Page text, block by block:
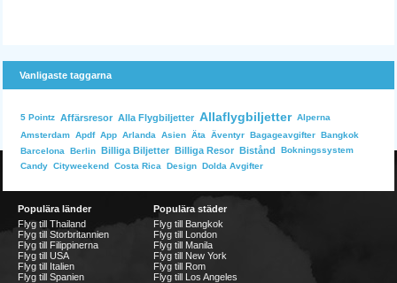
Vanligaste taggarna
5 Pointz Affärsresor Alla Flygbiljetter Allaflygbiljetter Alperna
Amsterdam Apdf App Arlanda Asien Äta Äventyr Bagageavgifter Bangkok
Barcelona
Berlin Billiga Biljetter Billiga Resor Bistånd
Bokningssystem
Candy Cityweekend Costa Rica Design Dolda Avgifter
Populära länder
Flyg till Thailand
Flyg till Storbritannien
Flyg till Filippinerna
Flyg till USA
Flyg till Italien
Flyg till Spanien
Populära städer
Flyg till Bangkok
Flyg till London
Flyg till Manila
Flyg till New York
Flyg till Rom
Flyg till Los Angeles